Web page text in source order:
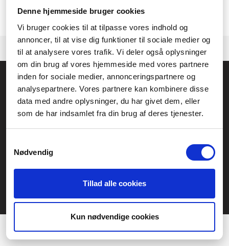
Denne hjemmeside bruger cookies
Vi bruger cookies til at tilpasse vores indhold og
annoncer, til at vise dig funktioner til sociale medier og
til at analysere vores trafik. Vi deler også oplysninger
om din brug af vores hjemmeside med vores partnere
inden for sociale medier, annonceringspartnere og
analysepartnere. Vores partnere kan kombinere disse
data med andre oplysninger, du har givet dem, eller
som de har indsamlet fra din brug af deres tjenester.
Nødvendig
Tillad alle cookies
Kun nødvendige cookies
ellertillverkaren.
produkt.
Allmänna frågor:
kundservice@fcomputer.se
Service- och reklamationsavdelningen:
service@fcomputer.se
Ångra köp
Datasäkerhet/cookies